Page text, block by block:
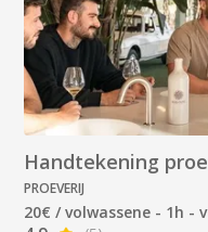
Handtekening
PROEVERIJ
20€ / volwassene - 1h -